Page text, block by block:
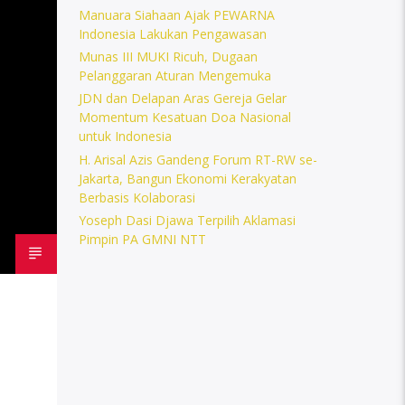
Manuara Siahaan Ajak PEWARNA
Indonesia Lakukan Pengawasan
Munas III MUKI Ricuh, Dugaan
Pelanggaran Aturan Mengemuka
JDN dan Delapan Aras Gereja Gelar
Momentum Kesatuan Doa Nasional
untuk Indonesia
H. Arisal Azis Gandeng Forum RT-RW se-
Jakarta, Bangun Ekonomi Kerakyatan
Berbasis Kolaborasi
Yoseph Dasi Djawa Terpilih Aklamasi
Pimpin PA GMNI NTT